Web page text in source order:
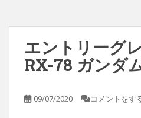
エントリーグ
RX-78 ガンダ
09/07/2020 コメントをす